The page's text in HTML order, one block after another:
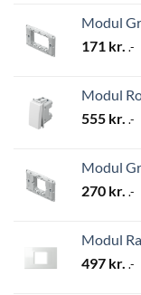
Modul
171 kr. .-
Modul
555 kr. .-
Modul
270 kr. .-
Modul
497 kr. .-